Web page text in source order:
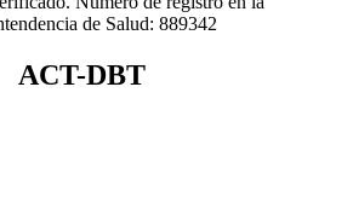
de Salud: 889342
ACT-DBT